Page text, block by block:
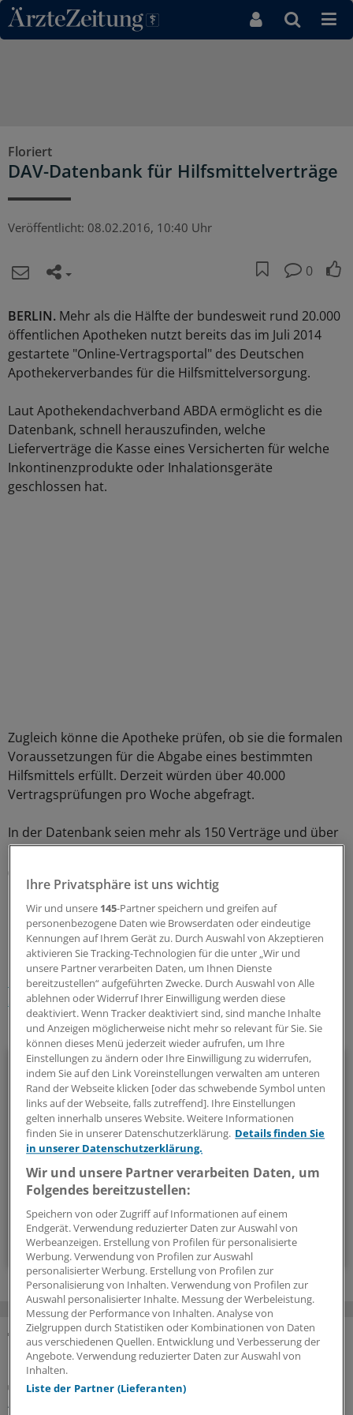
Direkt zum Inhaltsbereich
Floriert
DAV-Datenbank für Hilfsmittelverträge
Veröffentlicht: 08.02.2016, 10:40 Uhr
0
BERLIN. Mehr als die Hälfte der bundesweit rund 20.000
öffentlichen Apotheken nutzt bereits das im Juli 2014
gestartete "Online-Vertragsportal" des Deutschen
Apothekerverbandes für die Hilfsmittelversorgung.
Laut Apothekendachverband ABDA ermöglicht es die
Datenbank, schnell herauszufinden, welche
Lieferverträge die Kasse eines Versicherten für welche
Inkontinenzprodukte oder Inhalationsgeräte
geschlossen hat.
Zugleich könne die Apotheke prüfen, ob sie die formalen
Voraussetzungen für die Abgabe eines bestimmten
Hilfsmittels erfüllt. Derzeit würden über 40.000
Vertragsprüfungen pro Woche abgefragt.
In der Datenbank seien mehr als 150 Verträge und über
750.000 Beitrittsdatensätze der Apotheken hinterlegt.
(eb)
Schlagworte:
Rezepte & Co. Gesundheitsberufe Krankenkassen
Selektivverträge
Ihr Newsletter zum Thema
Beruf & Alltag
Die Sonntagslektüre: Lesen Sie Wissenswertes und
Nützliches für Ihre tägliche Arbeit, lassen Sie sich von
Kolleginnen und Kollegen inspirieren - und seien Sie immer
einen Schritt voraus.
wöchentlich (Sonntag)
Zum Abonnieren bitte anmelden
MEHR ZUM THEMA
Sicherheit der Arzneitherapie
Anpassung der Medikation bei Hitzewellen:
Ihre Privatsphäre ist uns wichtig
Wir und unsere 145-Partner speichern und greifen auf
personenbezogene Daten wie Browserdaten oder eindeutige
Kennungen auf Ihrem Gerät zu. Durch Auswahl von Akzeptieren
aktivieren Sie Tracking-Technologien für die unter „Wir und
unsere Partner verarbeiten Daten, um Ihnen Dienste
bereitzustellen“ aufgeführten Zwecke. Durch Auswahl von Alle
ablehnen oder Widerruf Ihrer Einwilligung werden diese
deaktiviert. Wenn Tracker deaktiviert sind, sind manche Inhalte
und Anzeigen möglicherweise nicht mehr so relevant für Sie. Sie
können dieses Menü jederzeit wieder aufrufen, um Ihre
Einstellungen zu ändern oder Ihre Einwilligung zu widerrufen,
indem Sie auf den Link Voreinstellungen verwalten am unteren
Rand der Webseite klicken [oder das schwebende Symbol unten
links auf der Webseite, falls zutreffend]. Ihre Einstellungen
gelten innerhalb unseres Website. Weitere Informationen
finden Sie in unserer Datenschutzerklärung. Details finden Sie
in unserer Datenschutzerklärung.
Wir und unsere Partner verarbeiten Daten, um
Folgendes bereitzustellen:
Speichern von oder Zugriff auf Informationen auf einem
Endgerät. Verwendung reduzierter Daten zur Auswahl von
Werbeanzeigen. Erstellung von Profilen für personalisierte
Werbung. Verwendung von Profilen zur Auswahl
personalisierter Werbung. Erstellung von Profilen zur
Personalisierung von Inhalten. Verwendung von Profilen zur
Auswahl personalisierter Inhalte. Messung der Werbeleistung.
Messung der Performance von Inhalten. Analyse von
Zielgruppen durch Statistiken oder Kombinationen von Daten
aus verschiedenen Quellen. Entwicklung und Verbesserung der
Angebote. Verwendung reduzierter Daten zur Auswahl von
Inhalten.
Liste der Partner (Lieferanten)